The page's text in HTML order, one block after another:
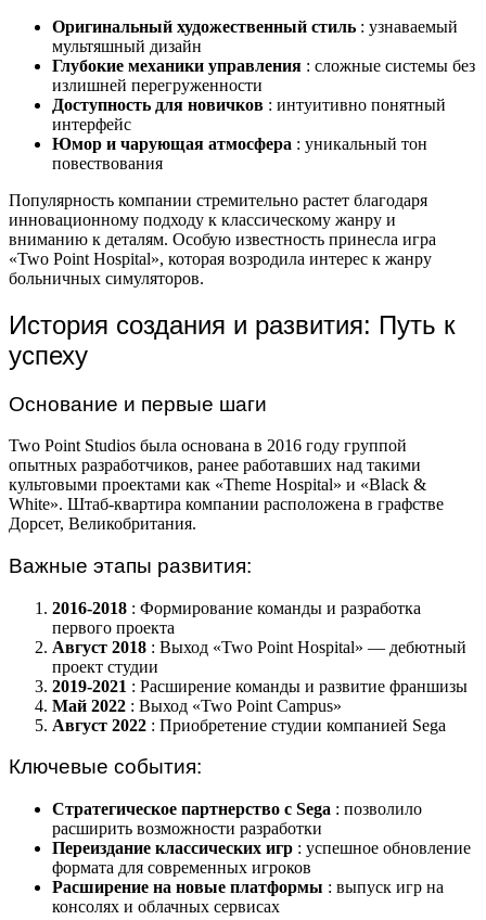
Оригинальный художественный стиль : узнаваемый
мультяшный дизайн
Глубокие механики управления : сложные системы без
излишней перегруженности
Доступность для новичков : интуитивно понятный
интерфейс
Юмор и чарующая атмосфера : уникальный тон
повествования
Популярность компании стремительно растет благодаря
инновационному подходу к классическому жанру и
вниманию к деталям. Особую известность принесла игра
«Two Point Hospital», которая возродила интерес к жанру
больничных симуляторов.
История создания и развития: Путь к
успеху
Основание и первые шаги
Two Point Studios была основана в 2016 году группой
опытных разработчиков, ранее работавших над такими
культовыми проектами как «Theme Hospital» и «Black &
White». Штаб-квартира компании расположена в графстве
Дорсет, Великобритания.
Важные этапы развития:
2016-2018 : Формирование команды и разработка
первого проекта
Август 2018 : Выход «Two Point Hospital» — дебютный
проект студии
2019-2021 : Расширение команды и развитие франшизы
Май 2022 : Выход «Two Point Campus»
Август 2022 : Приобретение студии компанией Sega
Ключевые события:
Стратегическое партнерство с Sega : позволило
расширить возможности разработки
Переиздание классических игр : успешное обновление
формата для современных игроков
Расширение на новые платформы : выпуск игр на
консолях и облачных сервисах